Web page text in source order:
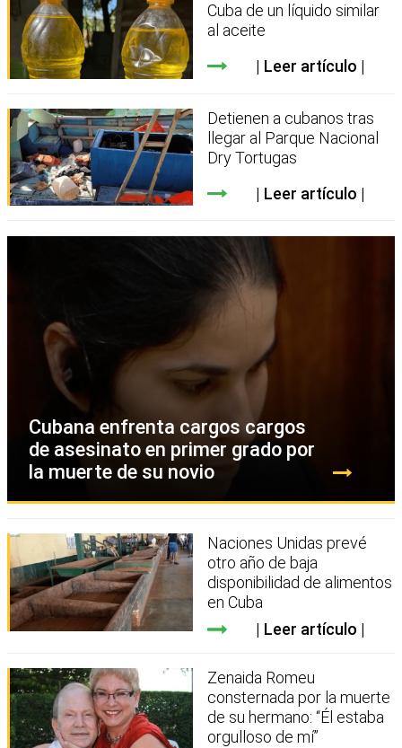
Cuba de un líquido similar
al aceite
Leer artículo
Detienen a cubanos tras
llegar al Parque Nacional
Dry Tortugas
Leer artículo
Cubana enfrenta cargos cargos
de asesinato en primer grado por
la muerte de su novio
Naciones Unidas prevé
otro año de baja
disponibilidad de alimentos
en Cuba
Leer artículo
Zenaida Romeu
consternada por la muerte
de su hermano: “Él estaba
orgulloso de mí”